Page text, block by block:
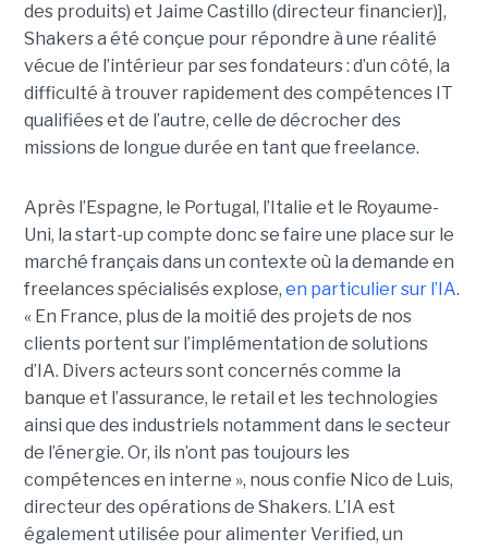
des produits) et Jaime Castillo (directeur financier)],
Shakers a été conçue pour répondre à une réalité
vécue de l’intérieur par ses fondateurs : d’un côté, la
difficulté à trouver rapidement des compétences IT
qualifiées et de l’autre, celle de décrocher des
missions de longue durée en tant que freelance.
Après l’Espagne, le Portugal, l’Italie et le Royaume-
Uni, la start-up compte donc se faire une place sur le
marché français dans un contexte où la demande en
freelances spécialisés explose, en particulier sur l’IA.
« En France, plus de la moitié des projets de nos
clients portent sur l’implémentation de solutions
d’IA. Divers acteurs sont concernés comme la
banque et l’assurance, le retail et les technologies
ainsi que des industriels notamment dans le secteur
de l’énergie. Or, ils n’ont pas toujours les
compétences en interne », nous confie Nico de Luis,
directeur des opérations de Shakers. L’IA est
également utilisée pour alimenter Verified, un